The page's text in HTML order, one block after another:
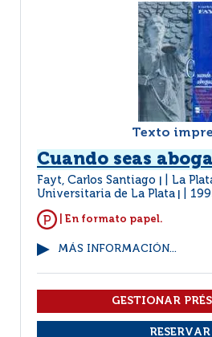
Texto
Cuando seas
Fayt, Carlos Santiago
La
Universitaria de La Plata
| En formato papel.
MÁS INFORMACIÓN...